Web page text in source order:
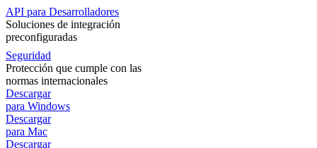
API para Desarrolladores
Soluciones de integración
preconfiguradas
Seguridad
Protección que cumple con las
normas internacionales
Descargar
para Windows
Descargar
para Mac
Descargar